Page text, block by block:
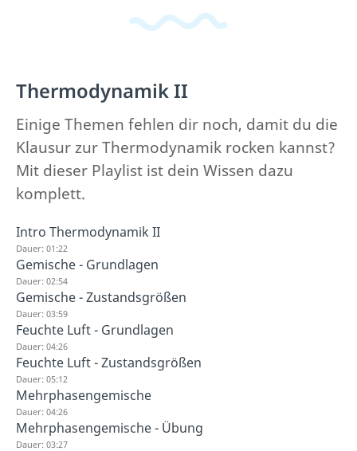
Thermodynamik II
Einige Themen fehlen dir noch, damit du die
Klausur zur Thermodynamik rocken kannst?
Mit dieser Playlist ist dein Wissen dazu
komplett.
Intro Thermodynamik II
Dauer: 01:22
Gemische - Grundlagen
Dauer: 02:54
Gemische - Zustandsgrößen
Dauer: 03:59
Feuchte Luft - Grundlagen
Dauer: 04:26
Feuchte Luft - Zustandsgrößen
Dauer: 05:12
Mehrphasengemische
Dauer: 04:26
Mehrphasengemische - Übung
Dauer: 03:27